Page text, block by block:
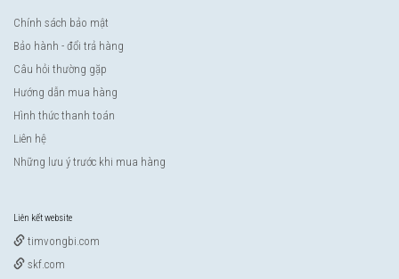
Chính sách bảo mật
Bảo hành - đổi trả hàng
Câu hỏi thường gặp
Hướng dẫn mua hàng
Hình thức thanh toán
Liên hệ
Những lưu ý trước khi mua hàng
Liên kết website
timvongbi.com
skf.com